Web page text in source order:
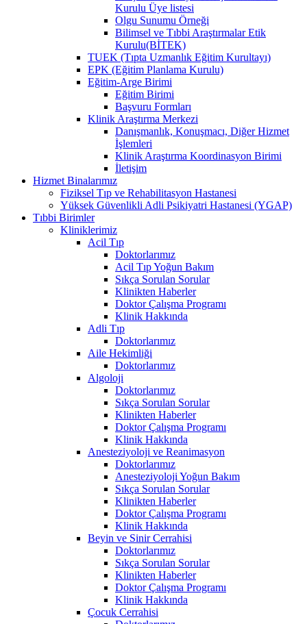
Kurulu Üye listesi
Olgu Sunumu Örneği
Bilimsel ve Tıbbi Araştırmalar Etik
Kurulu(BİTEK)
TUEK (Tıpta Uzmanlık Eğitim Kurultayı)
EPK (Eğitim Planlama Kurulu)
Eğitim-Arge Birimi
Eğitim Birimi
Başvuru Formları
Klinik Araştırma Merkezi
Danışmanlık, Konuşmacı, Diğer Hizmet
İşlemleri
Klinik Araştırma Koordinasyon Birimi
İletişim
Hizmet Binalarımız
Fiziksel Tıp ve Rehabilitasyon Hastanesi
Yüksek Güvenlikli Adli Psikiyatri Hastanesi (YGAP)
Tıbbi Birimler
Kliniklerimiz
Acil Tıp
Doktorlarımız
Acil Tıp Yoğun Bakım
Sıkça Sorulan Sorular
Klinikten Haberler
Doktor Çalışma Programı
Klinik Hakkında
Adli Tıp
Doktorlarımız
Aile Hekimliği
Doktorlarımız
Algoloji
Doktorlarımız
Sıkça Sorulan Sorular
Klinikten Haberler
Doktor Çalışma Programı
Klinik Hakkında
Anesteziyoloji ve Reanimasyon
Doktorlarımız
Anesteziyoloji Yoğun Bakım
Sıkça Sorulan Sorular
Klinikten Haberler
Doktor Çalışma Programı
Klinik Hakkında
Beyin ve Sinir Cerrahisi
Doktorlarımız
Sıkça Sorulan Sorular
Klinikten Haberler
Doktor Çalışma Programı
Klinik Hakkında
Çocuk Cerrahisi